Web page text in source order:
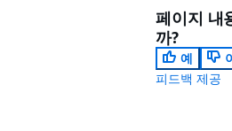
페이지 내
까?
예
피드백 제공